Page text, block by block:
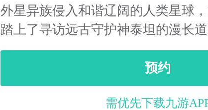
外星异族侵入和谐辽阔的人类星球
踏上了寻访远古守护神泰坦的漫长
预约
需优先下载九游